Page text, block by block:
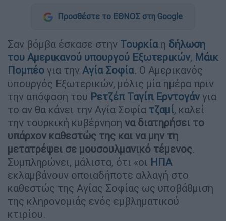
Προσθέστε το ΕΘΝΟΣ στη Google
Σαν βόμβα έσκασε στην Τουρκίαη δήλωση
του Αμερικανού υπουργού Εξωτερικών, Μάικ
Πομπέο για την Αγία Σοφία. Ο Αμερικανός
υπουργός Εξωτερικών, μόλις μία ημέρα πριν
την απόφαση του Ρετζέπ Ταγίπ Ερντογάνγια
το αν θα κάνει την Αγία Σοφία τζαμί, καλεί
την τουρκική κυβέρνηση να διατηρήσει το
υπάρχον καθεστώς της και να μην τη
μετατρέψει σε μουσουλμανικό τέμενος.
Συμπληρώνει, μάλιστα, ότι «οι ΗΠΑ
εκλαμβάνουν οποιαδήποτε αλλαγή στο
καθεστώς της Αγίας Σοφίας ως υποβάθμιση
της κληρονομιάς ενός εμβληματικού
κτιρίου.